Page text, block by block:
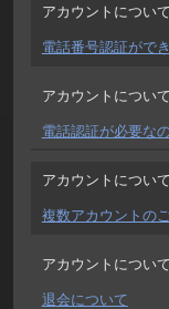
アカウントについて
電話番号認証がで
アカウントについて
電話認証が必要な
アカウントについて
複数アカウントの
アカウントについて
退会について